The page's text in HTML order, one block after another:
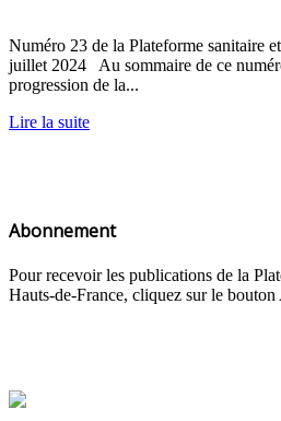
Numéro 23 de la Plateforme sanitaire
juillet 2024 Au sommaire de ce
progression de la...
Lire la suite
Abonnement
Pour recevoir les publications de la
Hauts-de-France, cliquez sur le